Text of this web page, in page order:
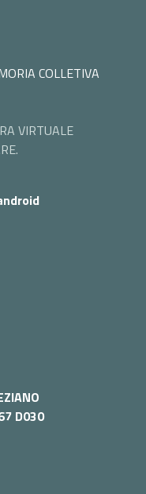
COLLETIVA
VIRTUALE
D030